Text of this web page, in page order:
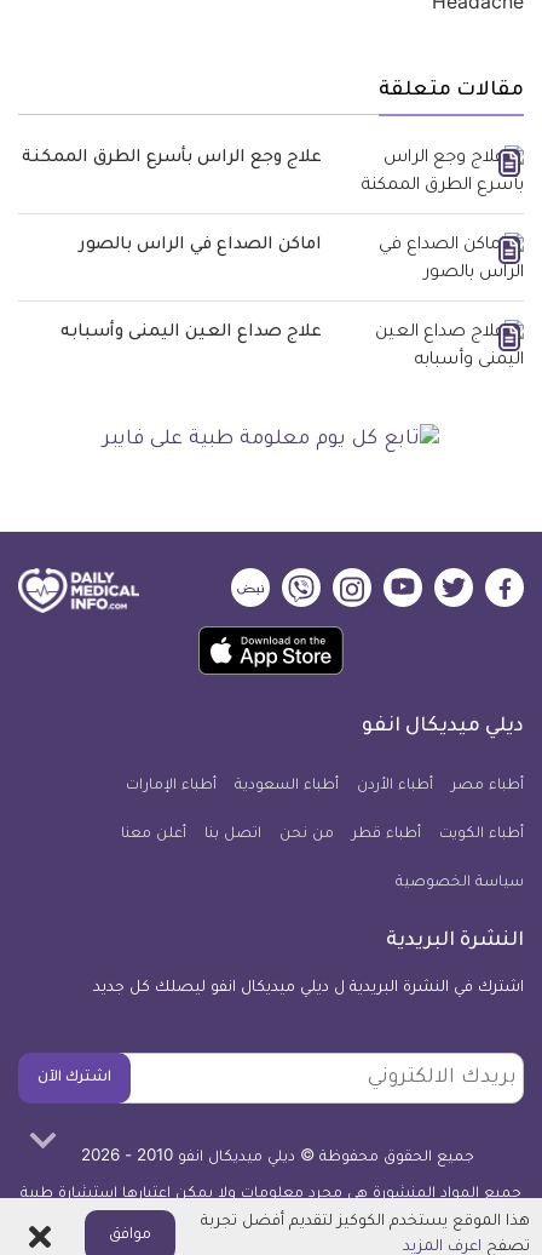
مقالات متعلقة
علاج وجع الراس بأسرع الطرق الممكنة
اماكن الصداع في الراس بالصور
علاج صداع العين اليمنى وأسبابه
ديلي
فيسبوك
ديلي
تويتر
ديلي
ميديكال
يوتيوب
ديلي
ميديكال
انفو
ديلي
ميديكال
انفو
ديلي
ميديكال
انفو
حمل
تطبيق
معلومة
للآيفون
ديلي ميديكال انفو
أطباء مصر أطباء الأردن أطباء السعودية أطباء الإمارات
أطباء الكويت أطباء قطر من نحن اتصل بنا أعلن معنا
سياسة الخصوصية
النشرة البريدية
اشترك في النشرة البريدية ل ديلي ميديكال انفو ليصلك كل جديد
بريدك
الالكتروني
اشترك الآن
جميع الحقوق محفوظة © ديلي ميديكال انفو 2010 - 2026
جميع المواد المنشورة هي مجرد معلومات ولا يمكن اعتبارها استشارة طبية
أو توصية علاجية - اعرف المزيد
هذا الموقع يستخدم الكوكيز لتقديم أفضل تجربة
تصفح اعرف المزيد
موافق اغلاق